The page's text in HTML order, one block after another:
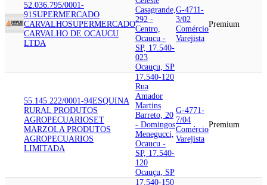
52.036.795/0001-
91SUPERMERCADO
CARVALHOSUPERMERCADO
CARVALHO DE OCAUCU
LTDA
Casagrande,
292 -
Centro,
Ocaucu -
SP, 17.540-
023
Ocauçu, SP
G-4711-
3/02
Comércio
Varejista
Premium
55.145.222/0001-94ESQUINA
RURAL PRODUTOS
AGROPECUARIOSET
MARZOLA PRODUTOS
AGROPECUARIOS
LIMITADA
17.540-120
Rua
Amador
Martins
Barreto, 20
- Domingos
Menegucci,
Ocaucu -
SP, 17.540-
120
Ocauçu, SP
G-4771-
7/04
Comércio
Varejista
Premium
17.540-150